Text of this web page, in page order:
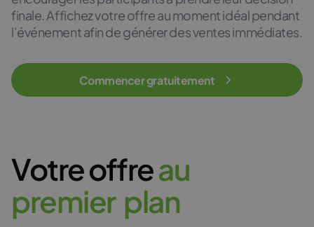
finale. Affichez votre offre au moment idéal pendant
l’événement afin de générer des ventes immédiates.
Commencer gratuitement
Votre offreau
premier plan